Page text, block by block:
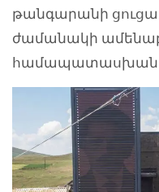
թանգարանի
ժամանակի
համապատասխան